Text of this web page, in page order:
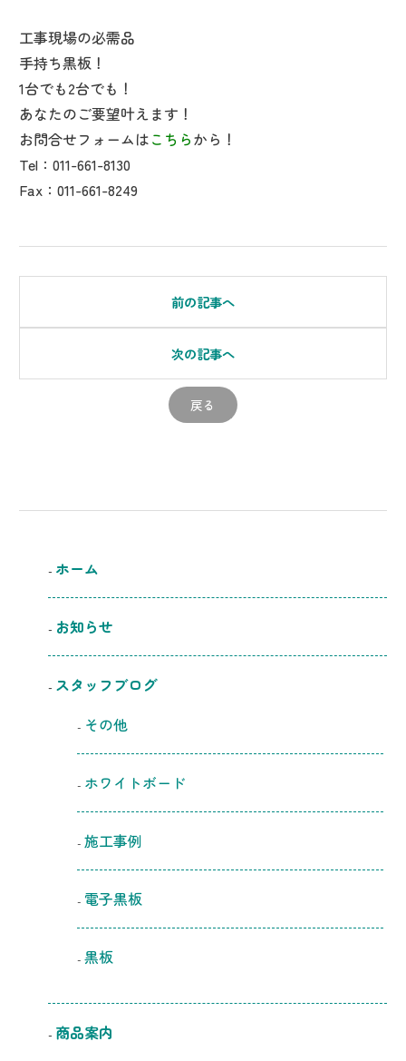
工事現場の必需品
手持ち黒板！
1台でも2台でも！
あなたのご要望叶えます！
お問合せフォームはこちらから！
Tel：011-661-8130
Fax：011-661-8249
前の記事へ
戻る
次の記事へ
ホーム
お知らせ
スタッフブログ
その他
ホワイトボード
施工事例
電子黒板
黒板
商品案内